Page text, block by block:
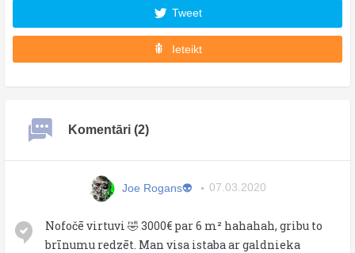
Tweet
Ieteikt
Komentāri (2)
Joe Rogans👽 07.03.2020
Nofočē virtuvi 🤣 3000€ par 6 m² hahahah, gribu to
brīnumu redzēt. Man visa istaba ar galdnieka